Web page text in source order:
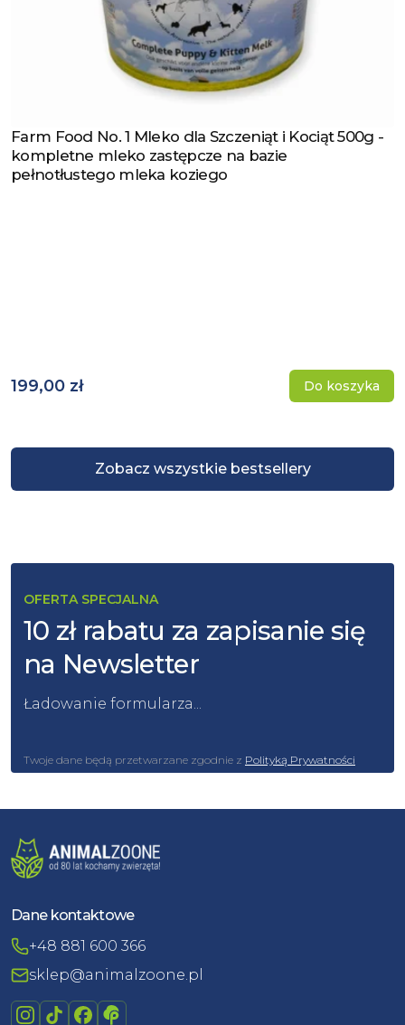
Zobacz wszystkie bestsellery
Zobacz produkt
Farm Food No. 1 Mleko dla Szczeniąt i Kociąt 500g -
kompletne mleko zastępcze na bazie
pełnotłustego mleka koziego
199,00 zł Do koszyka
OFERTA SPECJALNA
10 zł rabatu za zapisanie się
na Newsletter
Ładowanie formularza...
Twoje dane będą przetwarzane zgodnie z Polityką Prywatności
Dane kontaktowe
+48 881 600 366
sklep@animalzoone.pl